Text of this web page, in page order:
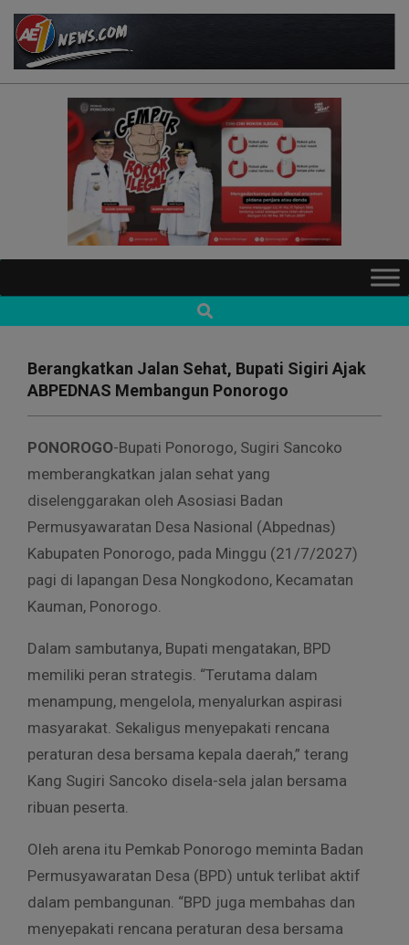
Skip
content
AE1NEWS
Navigation
Search
Berangkatkan Jalan Sehat, Bupati Sigiri Ajak
ABPEDNAS Membangun Ponorogo
PONOROGO-Bupati Ponorogo, Sugiri Sancoko
memberangkatkan jalan sehat yang
diselenggarakan oleh Asosiasi Badan
Permusyawaratan Desa Nasional (Abpednas)
Kabupaten Ponorogo, pada Minggu (21/7/2027)
pagi di lapangan Desa Nongkodono, Kecamatan
Kauman, Ponorogo.
Dalam sambutanya, Bupati mengatakan, BPD
memiliki peran strategis. “Terutama dalam
menampung, mengelola, menyalurkan aspirasi
masyarakat. Sekaligus menyepakati rencana
peraturan desa bersama kepala daerah,” terang
Kang Sugiri Sancoko disela-sela jalan bersama
ribuan peserta.
Oleh arena itu Pemkab Ponorogo meminta Badan
Permusyawaratan Desa (BPD) untuk terlibat aktif
dalam pembangunan. “BPD juga membahas dan
menyepakati rencana peraturan desa bersama